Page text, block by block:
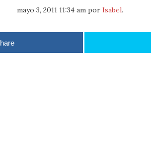
mayo 3, 2011 11:34 am por Isabel.